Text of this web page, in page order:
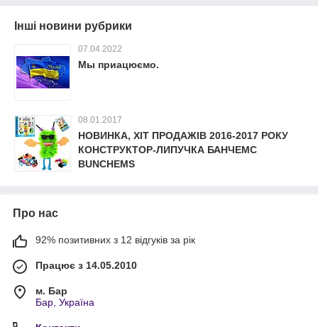
Інші новини рубрики
07.04.2022
Мы приацюємо.
08.01.2017
НОВИНКА, ХІТ ПРОДАЖІВ 2016-2017 РОКУ
КОНСТРУКТОР-ЛИПУЧКА БАНЧЕМС
BUNCHEMS
Про нас
92% позитивних з 12 відгуків за рік
Працює з 14.05.2010
м. Бар
Бар, Україна